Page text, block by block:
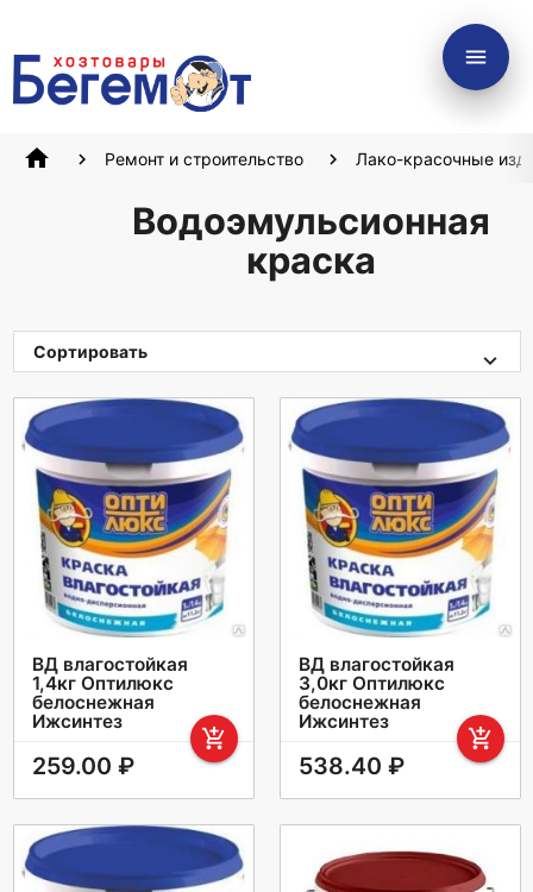
menu
home Ремонт и строительство Лако-красочные
Водоэмульсионная
краска
Сортировать
ВД влагостойкая
1,4кг Оптилюкс
белоснежная
Ижсинтез
add_shopping_cart
259.00 ₽
ВД влагостойкая
3,0кг Оптилюкс
белоснежная
Ижсинтез
add_shopping_cart
538.40 ₽